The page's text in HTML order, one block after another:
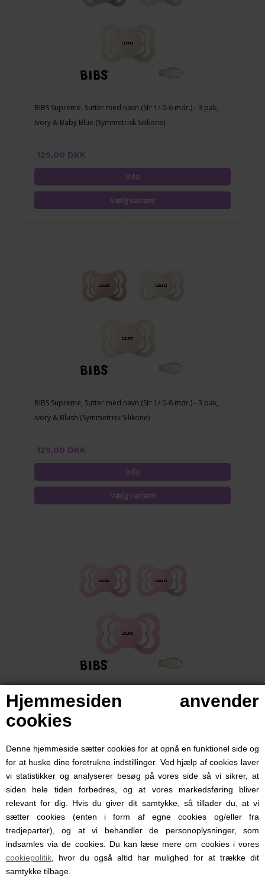
Hjemmesiden anvender
cookies
Denne hjemmeside sætter cookies for at opnå en funktionel side og
for at huske dine foretrukne indstillinger. Ved hjælp af cookies laver
vi statistikker og analyserer besøg på vores side så vi sikrer, at
siden hele tiden forbedres, og at vores markedsføring bliver
relevant for dig. Hvis du giver dit samtykke, så tillader du, at vi
sætter cookies (enten i form af egne cookies og/eller fra
tredjeparter), og at vi behandler de personoplysninger, som
indsamles via de cookies. Du kan læse mere om cookies i vores
cookiepolitik , hvor du også altid har mulighed for at trække dit
samtykke tilbage.
BIBS Supreme, Sutter med navn (Str 1/ 0-6 mdr.) - 3 pak,
Ivory & Baby Blue (Symmetrisk Silikone)
129,00 DKK
BIBS Supreme, Sutter med navn (Str 1/ 0-6 mdr.) - 3 pak,
Ivory & Blush (Symmetrisk Silikone)
129,00 DKK
BIBS Supreme, Sutter med navn (Str 2/ 6+ mdr.) - 3 pak,
Baby Pink (Symmetrisk Silikone)
129,00 DKK